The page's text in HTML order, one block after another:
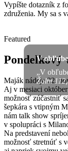
Vypíšte dotazník z
združenia. My sa s
V
„V
Žalm
Featured
Pondelkový
Maják nádeje 22.
Aj v mesiaci
možnosť zúčastniť
šepkára s vtipným
nám talk show
v spolupráci s
Na predstavení
možnosť stretnúť s